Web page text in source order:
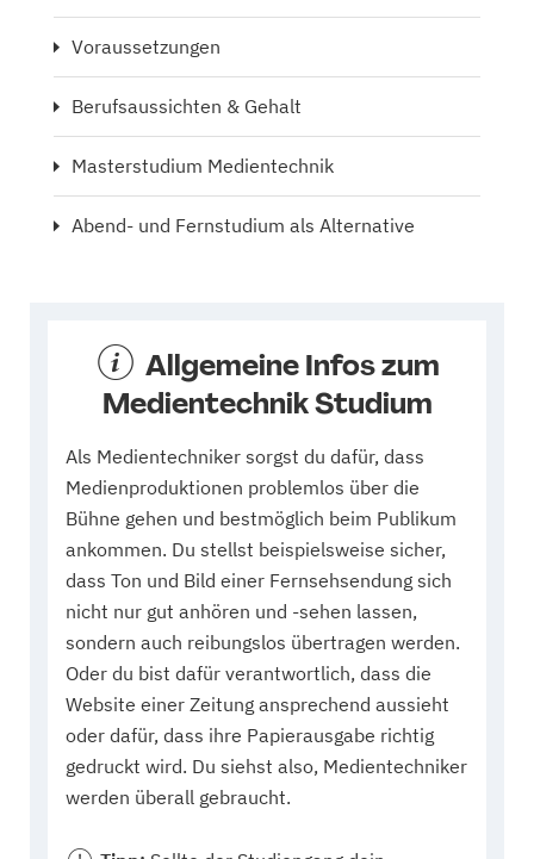
Voraussetzungen
Berufsaussichten & Gehalt
Masterstudium Medientechnik
Abend- und Fernstudium als Alternative
Allgemeine Infos zum
Medientechnik Studium
Als Medientechniker sorgst du dafür, dass
Medienproduktionen problemlos über die
Bühne gehen und bestmöglich beim Publikum
ankommen. Du stellst beispielsweise sicher,
dass Ton und Bild einer Fernsehsendung sich
nicht nur gut anhören und -sehen lassen,
sondern auch reibungslos übertragen werden.
Oder du bist dafür verantwortlich, dass die
Website einer Zeitung ansprechend aussieht
oder dafür, dass ihre Papierausgabe richtig
gedruckt wird. Du siehst also, Medientechniker
werden überall gebraucht.